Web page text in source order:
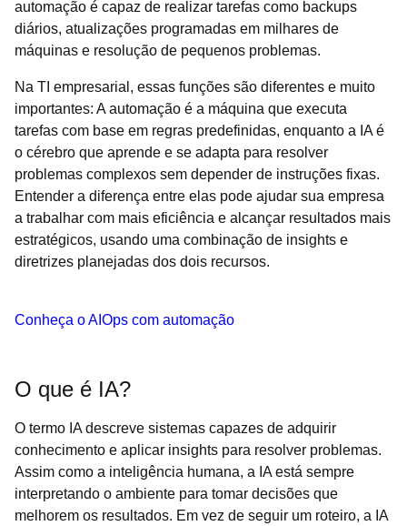
automação é capaz de realizar tarefas como backups
diários, atualizações programadas em milhares de
máquinas e resolução de pequenos problemas.
Na TI empresarial, essas funções são diferentes e muito
importantes: A automação é a máquina que executa
tarefas com base em regras predefinidas, enquanto a IA é
o cérebro que aprende e se adapta para resolver
problemas complexos sem depender de instruções fixas.
Entender a diferença entre elas pode ajudar sua empresa
a trabalhar com mais eficiência e alcançar resultados mais
estratégicos, usando uma combinação de insights e
diretrizes planejadas dos dois recursos.
Conheça o AIOps com automação
O que é IA?
O termo IA descreve sistemas capazes de adquirir
conhecimento e aplicar insights para resolver problemas.
Assim como a inteligência humana, a IA está sempre
interpretando o ambiente para tomar decisões que
melhorem os resultados. Em vez de seguir um roteiro, a IA